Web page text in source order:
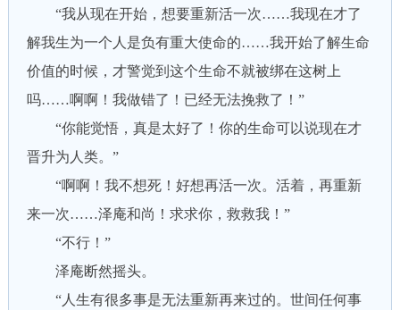
“我从现在开始，想要重新活一次……我现在才了
解我生为一个人是负有重大使命的……我开始了解生命
价值的时候，才警觉到这个生命不就被绑在这树上
吗……啊啊！我做错了！已经无法挽救了！”
“你能觉悟，真是太好了！你的生命可以说现在才
晋升为人类。”
“啊啊！我不想死！好想再活一次。活着，再重新
来一次……泽庵和尚！求求你，救救我！”
“不行！”
泽庵断然摇头。
“人生有很多事是无法重新再来过的。世间任何事